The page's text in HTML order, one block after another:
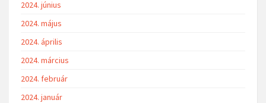
2024. június
2024. május
2024. április
2024. március
2024. február
2024. január